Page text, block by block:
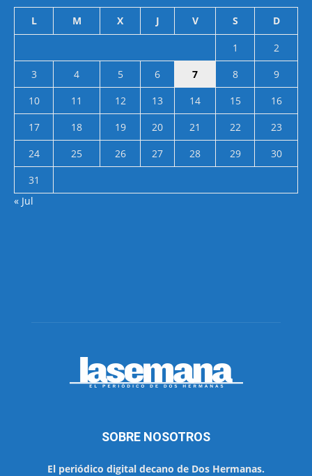
L M X J V S D
1
2
3
4 5 6 7 8
9
10
11 12 13 14 15
16
17
18 19 20 21 22
23
24
25 26 27 28 29
30
31
« Jul
SOBRE NOSOTROS
El periódico digital decano de Dos Hermanas.